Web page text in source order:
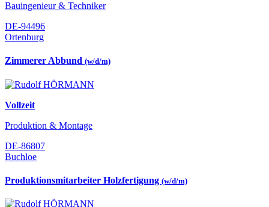
Bauingenieur & Techniker
DE-94496
Ortenburg
Zimmerer Abbund (w/d/m)
Vollzeit
Produktion & Montage
DE-86807
Buchloe
Produktionsmitarbeiter Holzfertigung (w/d/m)